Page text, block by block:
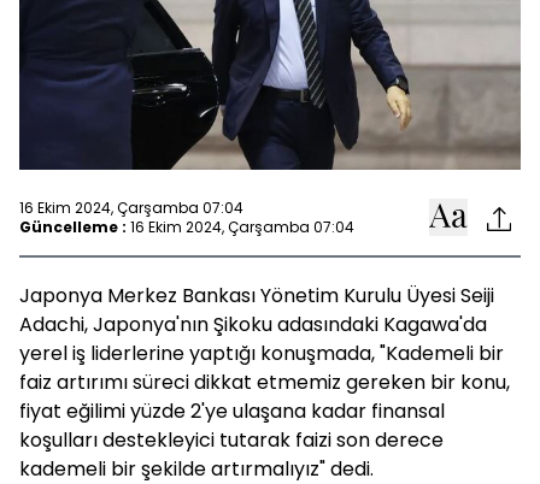
16 Ekim 2024, Çarşamba 07:04
Güncelleme : 16 Ekim 2024, Çarşamba 07:04
Japonya Merkez Bankası Yönetim Kurulu Üyesi Seiji
Adachi, Japonya'nın Şikoku adasındaki Kagawa'da
yerel iş liderlerine yaptığı konuşmada, "Kademeli bir
faiz artırımı süreci dikkat etmemiz gereken bir konu,
fiyat eğilimi yüzde 2'ye ulaşana kadar finansal
koşulları destekleyici tutarak faizi son derece
kademeli bir şekilde artırmalıyız" dedi.